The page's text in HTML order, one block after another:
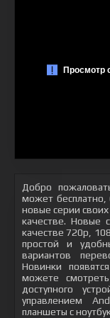
Добро
может бесплатно,
новые серии
качестве. Новые
качестве 720p,
простой и
вариантов
Новинки
можете
доступного
управлением
планшеты с